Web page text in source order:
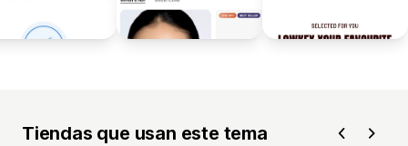
Tiendas que usan este tema